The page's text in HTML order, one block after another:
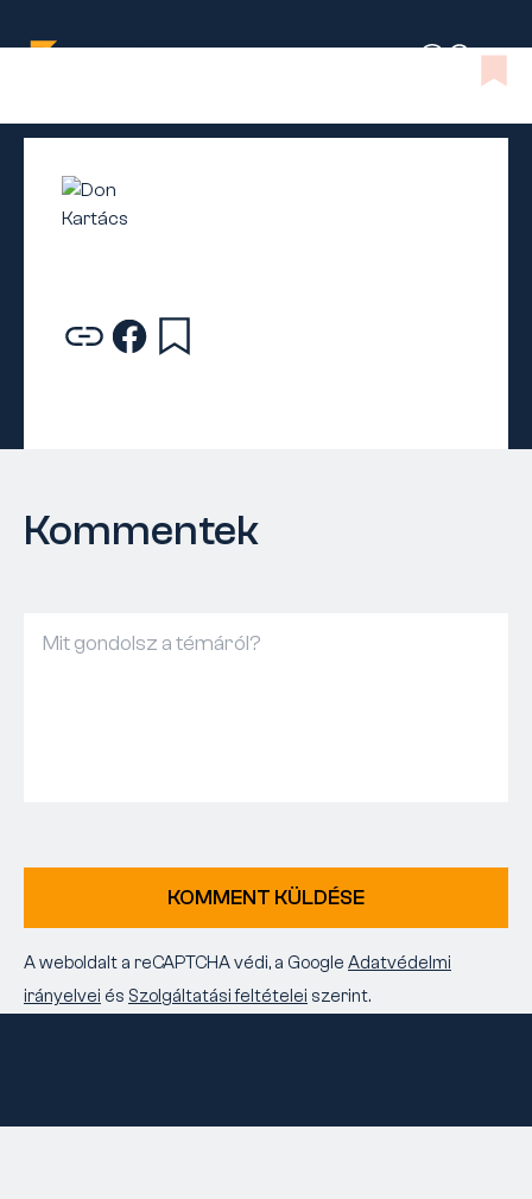
Kommentek
KOMMENT KÜLDÉSE
A weboldalt a reCAPTCHA védi, a Google Adatvédelmi
irányelvei és Szolgáltatási feltételei szerint.